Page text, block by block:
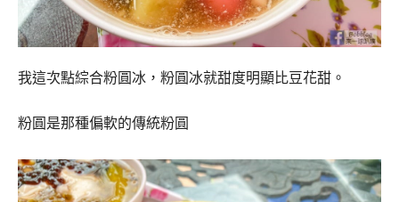
我這次點綜合粉圓冰，粉圓冰就甜度明顯比豆花甜。
粉圓是那種偏軟的傳統粉圓